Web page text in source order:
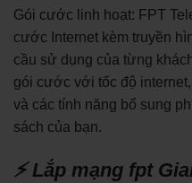
Gói cước linh hoạt: FPT
cước Internet kèm truyền
cầu sử dụng của từng
gói cước với tốc độ
và các tính năng bổ sung
sách của bạn.
⚡ Lắp mạng fpt